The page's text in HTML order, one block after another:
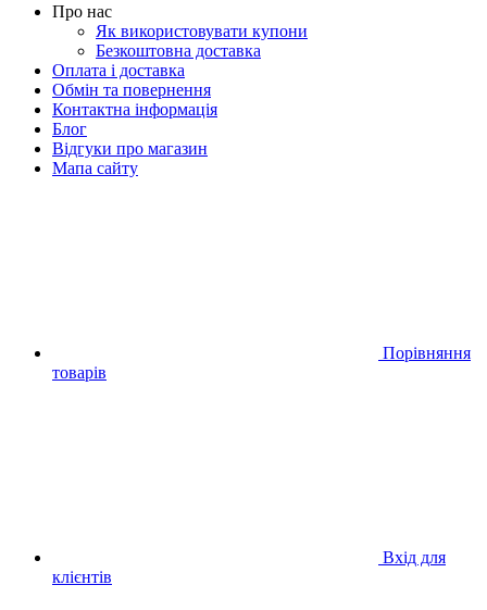
Про нас
Як використовувати купони
Безкоштовна доставка
Оплата і доставка
Обмін та повернення
Контактна інформація
Блог
Відгуки про магазин
Мапа сайту
Порівняння
товарів
Вхід для
клієнтів